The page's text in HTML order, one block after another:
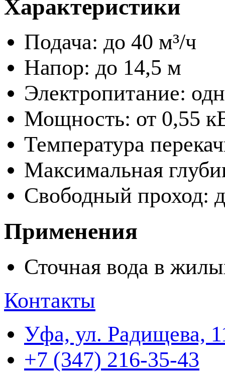
Характеристики
Подача: до 40 м³/ч
Напор: до 14,5 м
Электропитание:
Мощность: от 0,55
Температура
Максимальная
Свободный проход:
Применения
Сточная вода в
Контакты
Уфа, ул. Радищева,
+7 (347) 216-35-43